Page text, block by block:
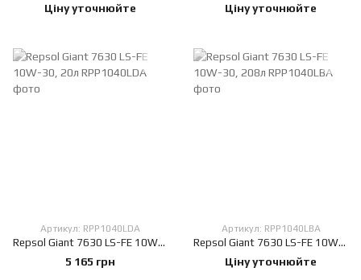
Ціну уточнюйте Ціну уточнюйте
Артикул: RPP1040LDA
Repsol Giant 7630 LS-FE 10W-30, 20л
5 165 грн
Артикул: RPP1040LBA
Repsol Giant 7630 LS-FE 10W-30, 208л
Ціну уточнюйте